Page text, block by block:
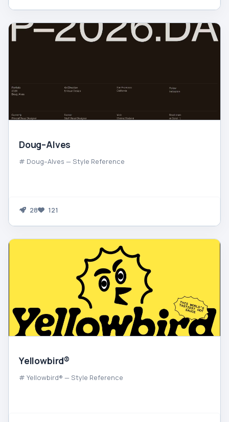
Doug–Alves
# Doug–Alves — Style Reference
28 121
Yellowbird®
# Yellowbird® — Style Reference